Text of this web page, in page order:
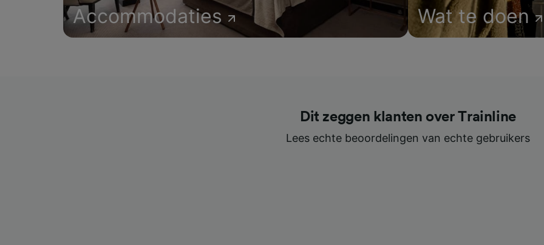
Accommodaties Wat te doen
Dit zeggen klanten over Trainline
Lees echte beoordelingen van echte gebruikers